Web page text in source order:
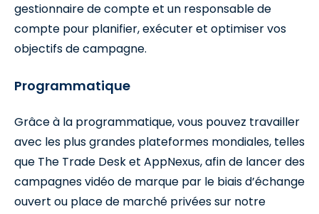
gestionnaire de compte et un responsable de
compte pour planifier, exécuter et optimiser vos
objectifs de campagne.
Programmatique
Grâce à la programmatique, vous pouvez travailler
avec les plus grandes plateformes mondiales, telles
que The Trade Desk et AppNexus, afin de lancer des
campagnes vidéo de marque par le biais d’échange
ouvert ou place de marché privées sur notre